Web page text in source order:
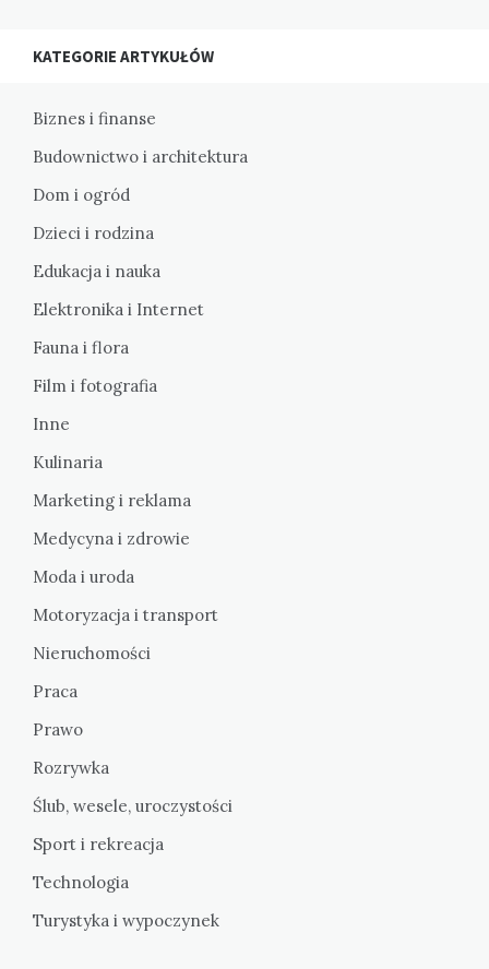
KATEGORIE ARTYKUŁÓW
Biznes i finanse
Budownictwo i architektura
Dom i ogród
Dzieci i rodzina
Edukacja i nauka
Elektronika i Internet
Fauna i flora
Film i fotografia
Inne
Kulinaria
Marketing i reklama
Medycyna i zdrowie
Moda i uroda
Motoryzacja i transport
Nieruchomości
Praca
Prawo
Rozrywka
Ślub, wesele, uroczystości
Sport i rekreacja
Technologia
Turystyka i wypoczynek